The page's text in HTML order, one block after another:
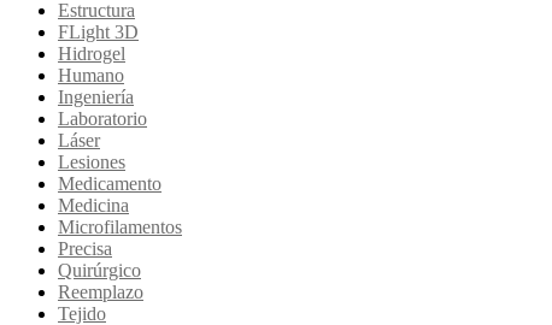
Estructura
FLight 3D
Hidrogel
Humano
Ingeniería
Laboratorio
Láser
Lesiones
Medicamento
Medicina
Microfilamentos
Precisa
Quirúrgico
Reemplazo
Tejido